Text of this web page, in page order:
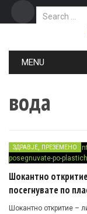
Search for:
MENU
вода
ЗДРАВЈЕ, ПРЕЗЕМЕНО
Шокантно
посегнувате по
Шокантно откритие –